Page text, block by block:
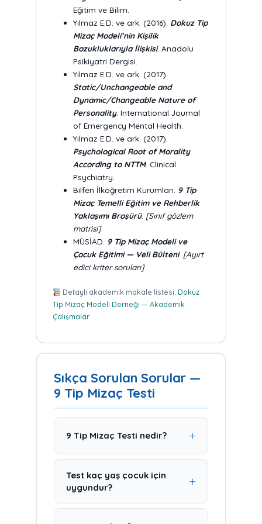
Eğitim ve Bilim.
Yılmaz E.D. ve ark. (2016). Dokuz Tip
Mizaç Modeli’nin Kişilik
Bozukluklarıyla İlişkisi. Anadolu
Psikiyatri Dergisi.
Yılmaz E.D. ve ark. (2017).
Static/Unchangeable and
Dynamic/Changeable Nature of
Personality. International Journal
of Emergency Mental Health.
Yılmaz E.D. ve ark. (2017).
Psychological Root of Morality
According to NTTM. Clinical
Psychiatry.
Bilfen İlköğretim Kurumları. 9 Tip
Mizaç Temelli Eğitim ve Rehberlik
Yaklaşımı Broşürü. [Sınıf gözlem
matrisi]
MÜSİAD. 9 Tip Mizaç Modeli ve
Çocuk Eğitimi — Veli Bülteni. [Ayırt
edici kriter soruları]
Detaylı akademik makale listesi: Dokuz
Tip Mizaç Modeli Derneği — Akademik
Çalışmalar
Sıkça Sorulan Sorular —
9 Tip Mizaç Testi
9 Tip Mizaç Testi nedir?
9 Tip Mizaç Modeli (DTMM /
Enneagram), insan kişiliğini
doğuştan gelen 9 temel mizaç
eğilimi üzerinden anlamayı
Test kaç yaş çocuk için
uygundur?
Test,3-12 yaş aralığındaki